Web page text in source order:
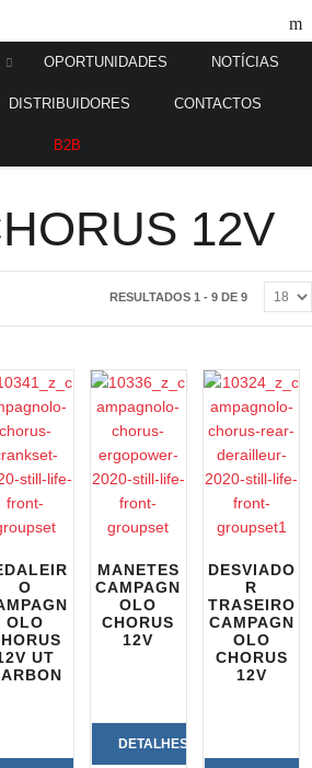
OPORTUNIDADES NOTÍCIAS
DISTRIBUIDORES CONTACTOS
B2B
12V
RESULTADOS 1 - 9 DE 9
O
OLO
UT
MANETES
CAMPAGN
OLO
CHORUS
12V
DETALHES
DESVIADO
R
TRASEIRO
CAMPAGN
OLO
CHORUS
12V